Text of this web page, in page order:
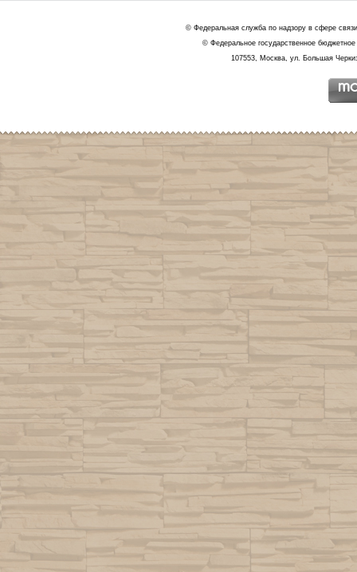
© Федеральная служба по надзору в сфере
© Федеральное государственное
107553, Москва, ул. Большая